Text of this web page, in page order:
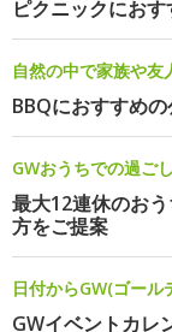
ピクニックにお
自然の中で家族や友
BBQにおすすめ
GWおうちでの過ご
最大12連休のお
方をご提案
日付からGW(ゴー
GWイベントカレ